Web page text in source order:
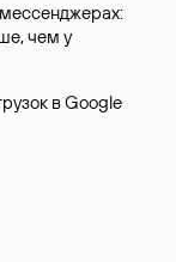
чем у
в Google